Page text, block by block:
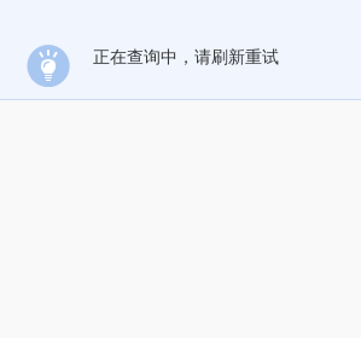
正在查询中，请刷新重试